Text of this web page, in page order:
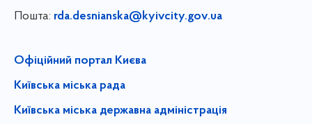
Пошта: rda.desnianska@kyivcity.gov.ua
Офіційний портал Києва
Київська міська рада
Київська міська державна адміністрація